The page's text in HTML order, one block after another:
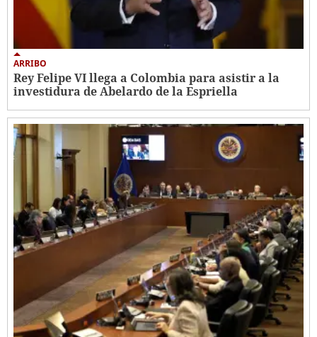
ARRIBO
Rey Felipe VI llega a Colombia para asistir a la
investidura de Abelardo de la Espriella